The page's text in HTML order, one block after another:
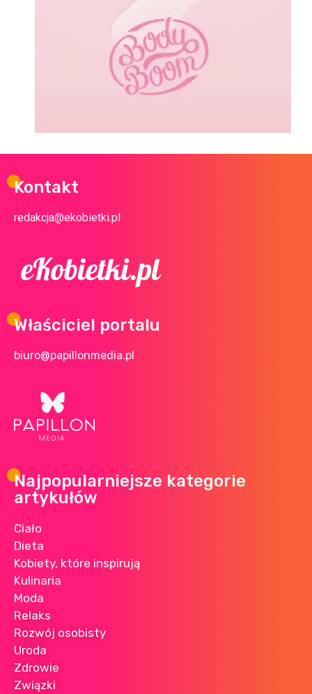
Kontakt
redakcja@ekobietki.pl
Właściciel portalu
biuro@papillonmedia.pl
Najpopularniejsze kategorie
artykułów
Ciało
Dieta
Kobiety, które inspirują
Kulinaria
Moda
Relaks
Rozwój osobisty
Uroda
Zdrowie
Związki